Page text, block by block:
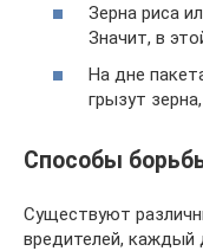
Зерна риса
Значит, в
На дне
грызут
Способы
Существуют
вредителей,